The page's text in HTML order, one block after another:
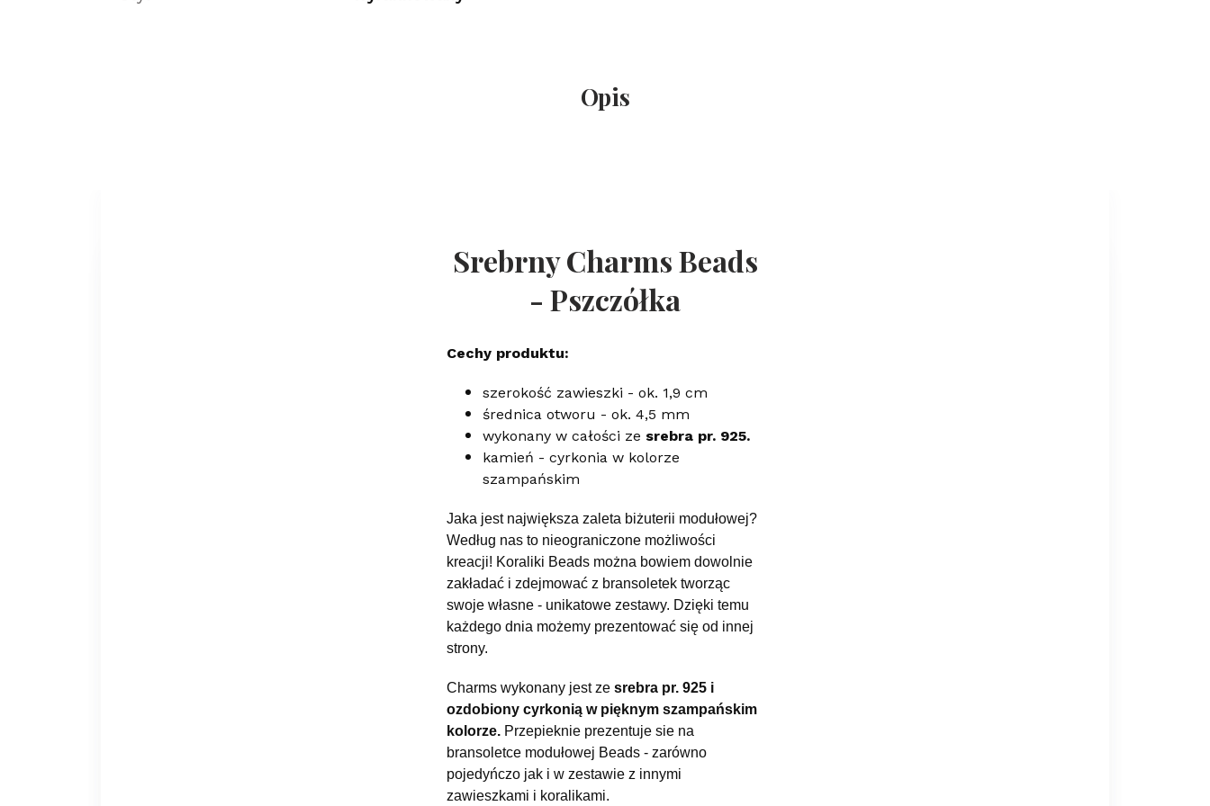
Opis
Srebrny Charms Beads
- Pszczółka
Cechy produktu:
szerokość zawieszki - ok. 1,9 cm
średnica otworu - ok. 4,5 mm
wykonany w całości ze srebra pr. 925.
kamień - cyrkonia w kolorze
szampańskim
Jaka jest największa zaleta biżuterii modułowej?
Według nas to nieograniczone możliwości
kreacji! Koraliki Beads można bowiem dowolnie
zakładać i zdejmować z bransoletek tworząc
swoje własne - unikatowe zestawy. Dzięki temu
każdego dnia możemy prezentować się od innej
strony.
Charms wykonany jest ze srebra pr. 925 i
ozdobiony cyrkonią w pięknym szampańskim
kolorze. Przepieknie prezentuje sie na
bransoletce modułowej Beads - zarówno
pojedyńczo jak i w zestawie z innymi
zawieszkami i koralikami.